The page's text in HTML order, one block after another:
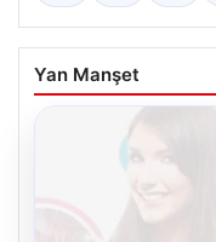
Yan Manşet